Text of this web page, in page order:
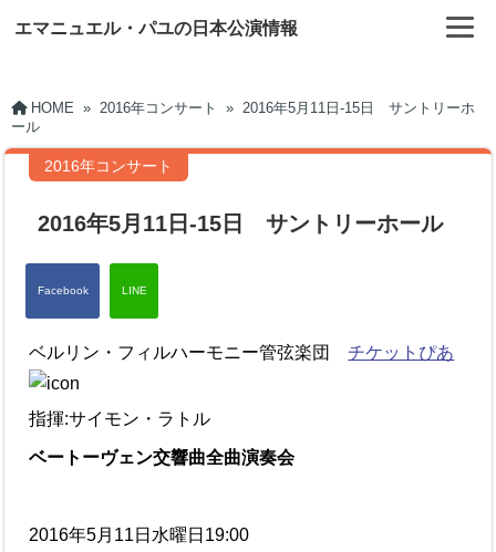
エマニュエル・パユの日本公演情報
HOME » 2016年コンサート » 2016年5月11日-15日 サントリーホ
ール
2016年コンサート
2016年5月11日-15日 サントリーホール
ベルリン・フィルハーモニー管弦楽団チケットぴあ
指揮:サイモン・ラトル
ベートーヴェン交響曲全曲演奏会
2016年5月11日水曜日19:00